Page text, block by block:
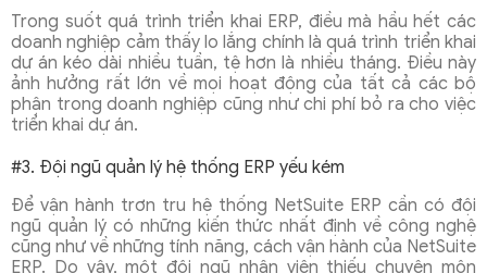
Trong suốt quá trình triển khai ERP, điều mà hầu hết các
doanh nghiệp cảm thấy lo lắng chính là quá trình triển khai
dự án kéo dài nhiều tuần, tệ hơn là nhiều tháng. Điều này
ảnh hưởng rất lớn về mọi hoạt động của tất cả các bộ
phận trong doanh nghiệp cũng như chi phí bỏ ra cho việc
triển khai dự án.
#3. Đội ngũ quản lý hệ thống ERP yếu kém
Để vận hành trơn tru hệ thống NetSuite ERP cần có đội
ngũ quản lý có những kiến thức nhất định về công nghệ
cũng như về những tính năng, cách vận hành của NetSuite
ERP. Do vậy, một đội ngũ nhân viên thiếu chuyên môn